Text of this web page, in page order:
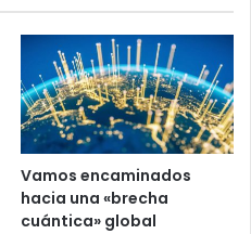
Vamos encaminados
hacia una «brecha
cuántica» global